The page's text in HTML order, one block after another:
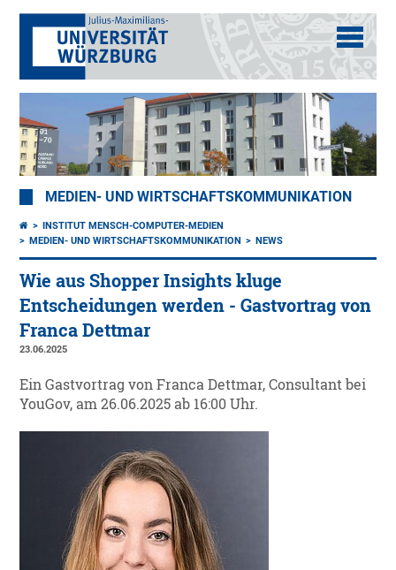
MEDIEN- UND WIRTSCHAFTSKOMMUNIKATION
INSTITUT MENSCH-COMPUTER-MEDIEN
MEDIEN- UND WIRTSCHAFTSKOMMUNIKATION
NEWS
Wie aus Shopper Insights kluge
Entscheidungen werden - Gastvortrag von
Franca Dettmar
23.06.2025
Ein Gastvortrag von Franca Dettmar, Consultant bei
YouGov, am 26.06.2025 ab 16:00 Uhr.